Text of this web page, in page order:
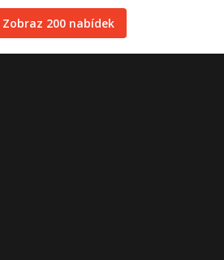
Zobraz 200 nabídek